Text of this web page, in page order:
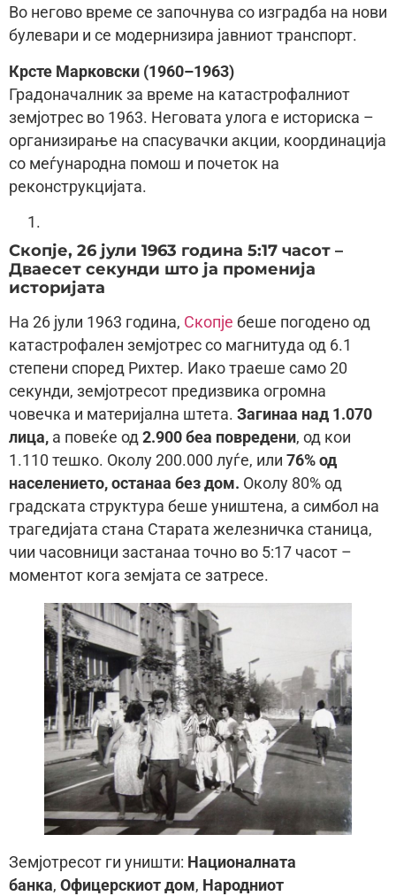
Во негово време се започнува со изградба на нови
булевари и се модернизира јавниот транспорт.
Крсте Марковски (1960–1963)
Градоначалник за време на катастрофалниот
земјотрес во 1963. Неговата улога е историска –
организирање на спасувачки акции, координација
со меѓународна помош и почеток на
реконструкцијата.
Скопје, 26 јули 1963 година 5:17 часот –
Дваесет секунди што ја променија
историјата
На 26 јули 1963 година, Скопје беше погодено од
катастрофален земјотрес со магнитуда од 6.1
степени според Рихтер. Иако траеше само 20
секунди, земјотресот предизвика огромна
човечка и материјална штета. Загинаа над 1.070
лица, а повеќе од 2.900 беа повредени, од кои
1.110 тешко. Околу 200.000 луѓе, или 76% од
населението, останаа без дом. Околу 80% од
градската структура беше уништена, а симбол на
трагедијата стана Старата железничка станица,
чии часовници застанаа точно во 5:17 часот –
моментот кога земјата се затресе.
Земјотресот ги уништи: Националната
банка, Офицерскиот дом, Народниот